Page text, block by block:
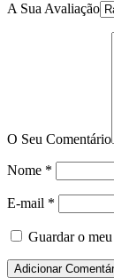
A Sua Avaliação
O Seu Comentário
Nome *
E-mail *
Guardar o